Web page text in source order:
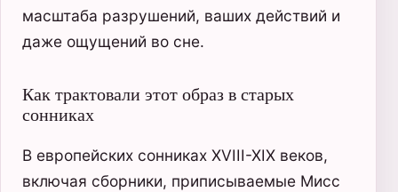
масштаба разрушений, ваших действий и
даже ощущений во сне.
Как трактовали этот образ в старых
сонниках
В европейских сонниках XVIII-XIX веков,
включая сборники, приписываемые Мисс